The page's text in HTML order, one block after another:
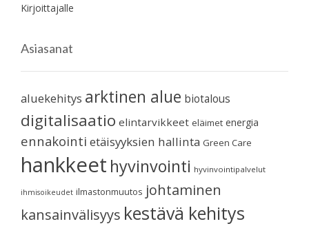
Kirjoittajalle
Asiasanat
aluekehitys arktinen alue biotalous
digitalisaatio elintarvikkeet eläimet energia
ennakointi etäisyyksien hallinta Green Care
hankkeet hyvinvointi hyvinvointipalvelut
ihmisoikeudet ilmastonmuutos johtaminen
kansainvälisyys kestävä kehitys